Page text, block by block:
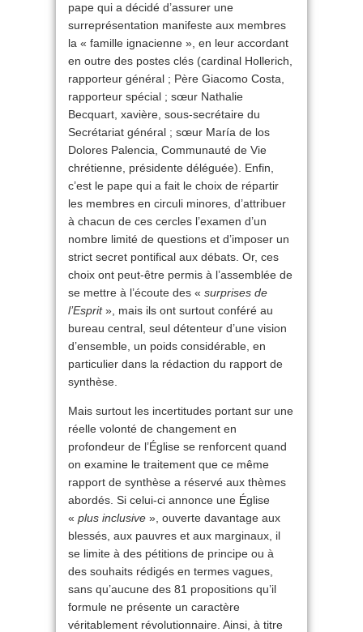
pape qui a décidé d’assurer une
surreprésentation manifeste aux membres
la « famille ignacienne », en leur accordant
en outre des postes clés (cardinal Hollerich,
rapporteur général ; Père Giacomo Costa,
rapporteur spécial ; sœur Nathalie
Becquart, xavière, sous-secrétaire du
Secrétariat général ; sœur María de los
Dolores Palencia, Communauté de Vie
chrétienne, présidente déléguée). Enfin,
c’est le pape qui a fait le choix de répartir
les membres en circuli minores, d’attribuer
à chacun de ces cercles l’examen d’un
nombre limité de questions et d’imposer un
strict secret pontifical aux débats. Or, ces
choix ont peut-être permis à l’assemblée de
se mettre à l’écoute des « surprises de
l’Esprit», mais ils ont surtout conféré au
bureau central, seul détenteur d’une vision
d’ensemble, un poids considérable, en
particulier dans la rédaction du rapport de
synthèse.
Mais surtout les incertitudes portant sur une
réelle volonté de changement en
profondeur de l’Église se renforcent quand
on examine le traitement que ce même
rapport de synthèse a réservé aux thèmes
abordés. Si celui-ci annonce une Église
« plus inclusive », ouverte davantage aux
blessés, aux pauvres et aux marginaux, il
se limite à des pétitions de principe ou à
des souhaits rédigés en termes vagues,
sans qu’aucune des 81 propositions qu’il
formule ne présente un caractère
véritablement révolutionnaire. Ainsi, à titre